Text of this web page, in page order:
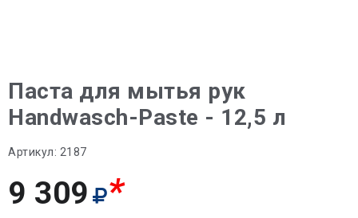
Паста для мытья рук
Handwasch-Paste - 12,5 л
Артикул: 2187
9 309 *